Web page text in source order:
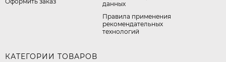
данных
Правила применения
рекомендательных
технологий
КАТЕГОРИИ ТОВАРОВ